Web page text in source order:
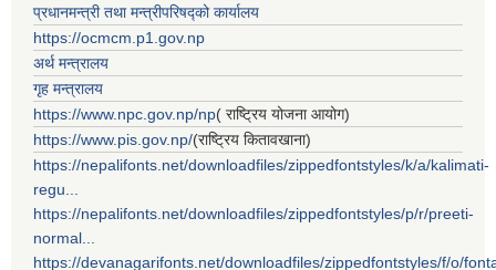
प्रधानमन्त्री तथा मन्त्रीपरिषद्को कार्यालय
https://ocmcm.p1.gov.np
अर्थ मन्त्रालय
गृह मन्त्रालय
https://www.npc.gov.np/np( राष्ट्रिय योजना आयोग)
https://www.pis.gov.np/(राष्ट्रिय कितावखाना)
https://nepalifonts.net/downloadfiles/zippedfontstyles/k/a/kalimati-
regu...
https://nepalifonts.net/downloadfiles/zippedfontstyles/p/r/preeti-
normal...
https://devanagarifonts.net/downloadfiles/zippedfontstyles/f/o/